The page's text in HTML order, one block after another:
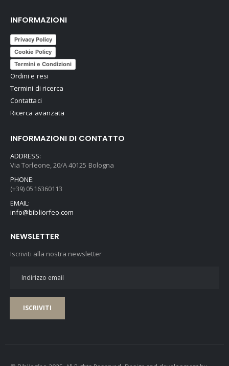
INFORMAZIONI
Privacy Policy
Cookie Policy
Termini e Condizioni
Ordini e resi
Termini di ricerca
Contattaci
Ricerca avanzata
INFORMAZIONI DI CONTATTO
ADDRESS:
Via Torleone, 20/A 40125 Bologna
PHONE:
(+39) 0516360113
EMAIL:
info@bibliorfeo.com
NEWSLETTER
Iscriviti alla nostra newsletter
ISCRIVITI